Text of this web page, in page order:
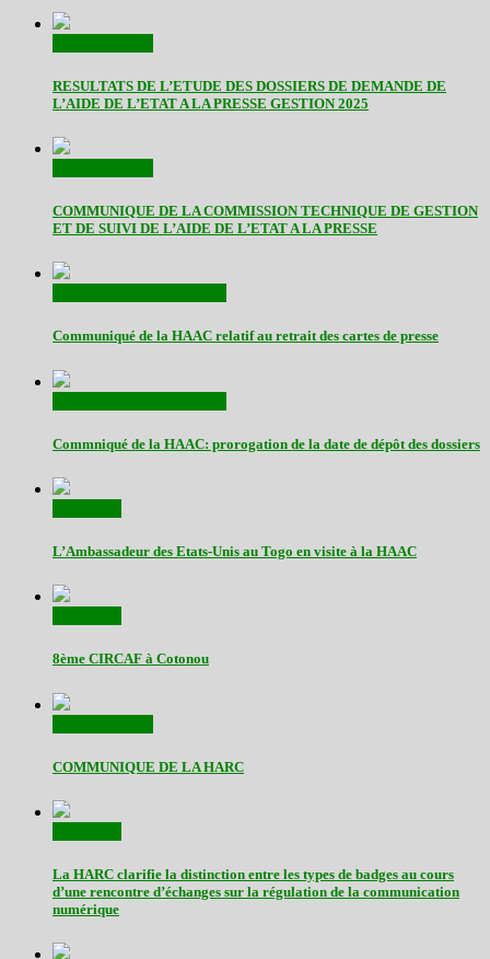
RESULTATS DE L’ETUDE DES DOSSIERS DE DEMANDE DE
L’AIDE DE L’ETAT A LA PRESSE GESTION 2025
COMMUNIQUE DE LA COMMISSION TECHNIQUE DE GESTION
ET DE SUIVI DE L’AIDE DE L’ETAT A LA PRESSE
Communiqué de la HAAC relatif au retrait des cartes de presse
Commniqué de la HAAC: prorogation de la date de dépôt des dossiers
L’Ambassadeur des Etats-Unis au Togo en visite à la HAAC
8ème CIRCAF à Cotonou
COMMUNIQUE DE LA HARC
La HARC clarifie la distinction entre les types de badges au cours
d’une rencontre d’échanges sur la régulation de la communication
numérique